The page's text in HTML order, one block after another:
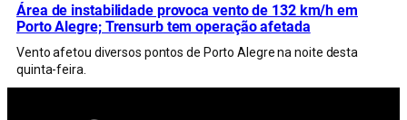
Área de instabilidade provoca vento de 132 km/h em
Porto Alegre; Trensurb tem operação afetada
Vento afetou diversos pontos de Porto Alegre na noite desta
quinta-feira.